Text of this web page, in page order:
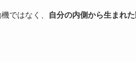
ではなく、 自分の内側から生まれ